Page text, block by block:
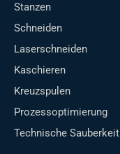
Stanzen
Schneiden
Laserschneiden
Kaschieren
Kreuzspulen
Prozessoptimierung
Technische Sauberkeit